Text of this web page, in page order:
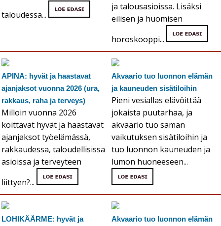
taloudessa...
ja talousasioissa. Lisäksi
eilisen ja huomisen
horoskooppi...
APINA: hyvät ja haastavat
ajanjaksot vuonna 2026 (ura,
rakkaus, raha ja terveys)
Milloin vuonna 2026
koittavat hyvät ja haastavat
ajanjaksot työelämässä,
rakkaudessa, taloudellisissa
asioissa ja terveyteen
liittyen?...
Akvaario tuo luonnon elämän
ja kauneuden sisätiloihin
Pieni vesiallas elävöittää
jokaista puutarhaa, ja
akvaario tuo saman
vaikutuksen sisätiloihin ja
tuo luonnon kauneuden ja
lumon huoneeseen...
LOHIKÄÄRME: hyvät ja
Akvaario tuo luonnon elämän